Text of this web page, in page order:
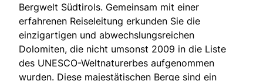
Bergwelt Südtirols. Gemeinsam mit einer
erfahrenen Reiseleitung erkunden Sie die
einzigartigen und abwechslungsreichen
Dolomiten, die nicht umsonst 2009 in die Liste
des UNESCO-Weltnaturerbes aufgenommen
wurden. Diese majestätischen Berge sind ein